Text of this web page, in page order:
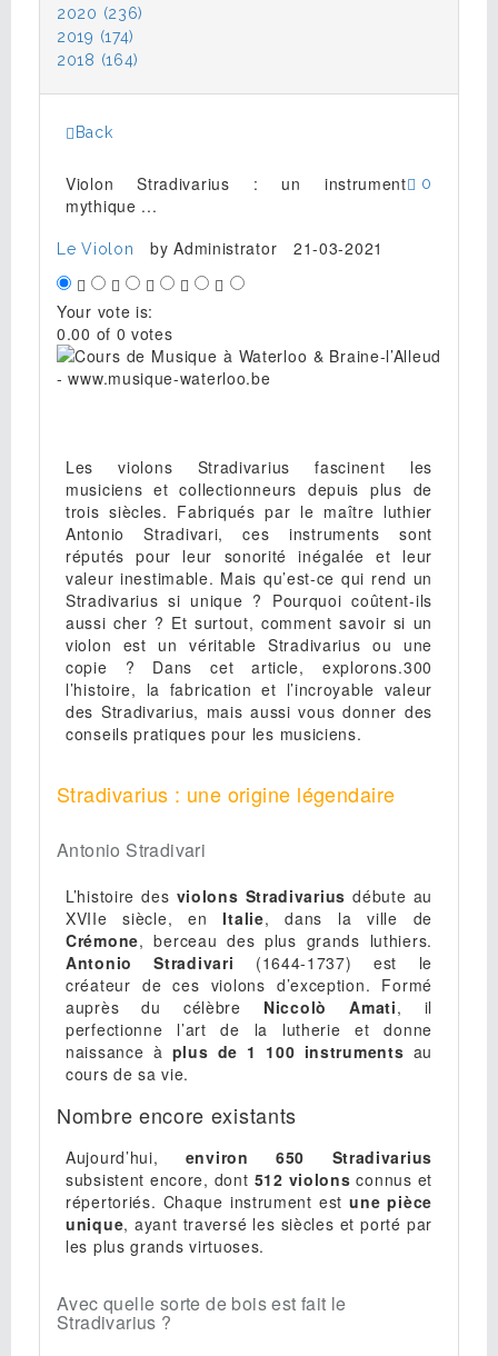
2020 (236)
2019 (174)
2018 (164)
Back
0
Violon Stradivarius : un instrument
mythique ...
Le Violon byAdministrator 21-03-2021
Your vote is:
0.00 of 0 votes
Les violons Stradivarius fascinent les
musiciens et collectionneurs depuis plus de
trois siècles. Fabriqués par le maître luthier
Antonio Stradivari, ces instruments sont
réputés pour leur sonorité inégalée et leur
valeur inestimable. Mais qu’est-ce qui rend un
Stradivarius si unique ? Pourquoi coûtent-ils
aussi cher ? Et surtout, comment savoir si un
violon est un véritable Stradivarius ou une
copie ? Dans cet article, explorons.300
l’histoire, la fabrication et l’incroyable valeur
des Stradivarius, mais aussi vous donner des
conseils pratiques pour les musiciens.
Stradivarius : une origine légendaire
Antonio Stradivari
L’histoire des violons Stradivarius débute au
XVIIe siècle, enItalie, dans la ville de
Crémone, berceau des plus grands luthiers.
Antonio Stradivari (1644-1737) est le
créateur de ces violons d’exception. Formé
auprès du célèbre Niccolò Amati, il
perfectionne l’art de la lutherie et donne
naissance à plus de 1 100 instruments au
cours de sa vie.
Nombre encore existants
Aujourd’hui, environ 650 Stradivarius
subsistent encore, dont 512 violons connus et
répertoriés. Chaque instrument estune pièce
unique, ayant traversé les siècles et porté par
les plus grands virtuoses.
Avec quelle sorte de bois est fait le
Stradivarius ?